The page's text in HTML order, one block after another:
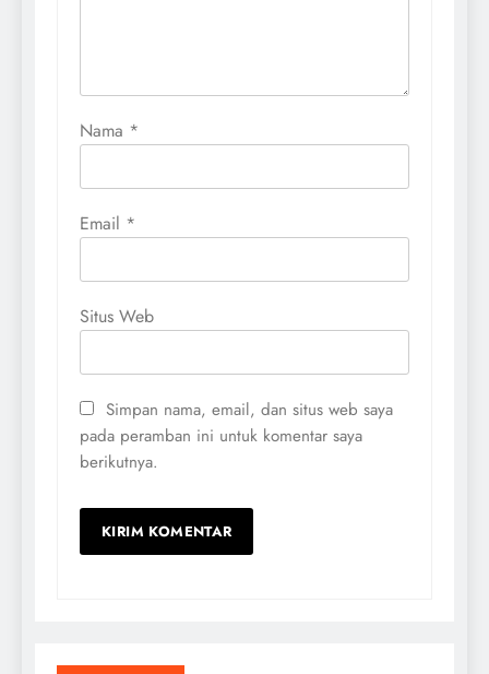
Nama *
Email *
Situs Web
Simpan nama, email, dan situs web saya
pada peramban ini untuk komentar saya
berikutnya.